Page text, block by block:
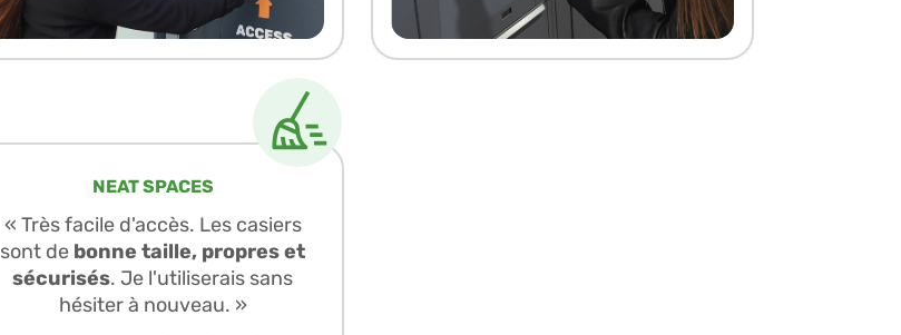
NEAT SPACES
« Très facile d'accès. Les casiers
sont de bonne taille, propres et
sécurisés. Je l'utiliserais sans
hésiter à nouveau. »